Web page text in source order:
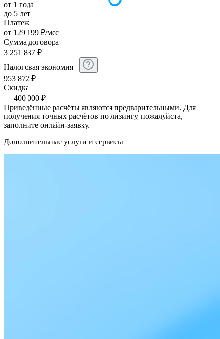
от 1 года
до 5 лет
Платеж
от 129 199 ₽/мес
Сумма договора
3 251 837 ₽
Налоговая экономия
953 872 ₽
Скидка
— 400 000 ₽
Приведённые расчёты являются предварительными. Для
получения точных расчётов по лизингу, пожалуйста,
заполните онлайн-заявку.
Дополнительные услуги и сервисы